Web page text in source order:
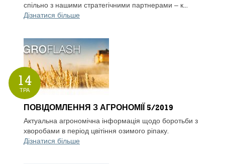
спільно з нашими стратегічними партнерами – к...
Дізнатися більше
14
ТРА
ПОВІДОМЛЕННЯ З АГРОНОМІЇ 5/2019
Актуальна агрономічна інформація щодо боротьби з
хворобами в період цвітіння озимого ріпаку.
Дізнатися більше